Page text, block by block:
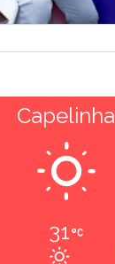
Capelinha
31